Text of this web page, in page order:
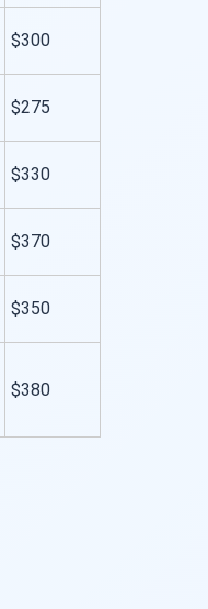
$300
$275
$330
$370
$350
$380